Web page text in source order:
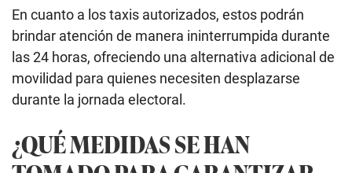
En cuanto a los taxis autorizados, estos podrán
brindar atención de manera ininterrumpida durante
las 24 horas, ofreciendo una alternativa adicional de
movilidad para quienes necesiten desplazarse
durante la jornada electoral.
¿QUÉ MEDIDAS SE HAN